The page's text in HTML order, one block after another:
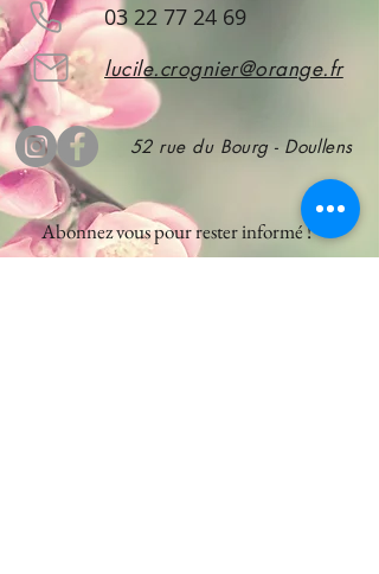
03 22 77 24 69
lucile.crognier@orange.fr
52 rue du Bourg - Doullens
Abonnez vouspour rester informé !